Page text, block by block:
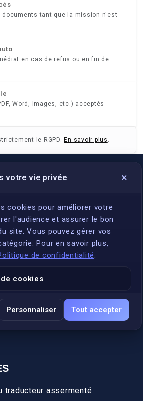
documents tant que la mission n'est
en cas de refus ou en fin de
Word, Images, etc.) acceptés
le RGPD. En savoir plus .
votre vie privée ×
cookies pour améliorer votre
l'audience et assurer le bon
site. Vous pouvez gérer vos
Pour en savoir plus,
de confidentialité.
cookies
Personnaliser Tout accepter
?
assermentés
traducteur assermenté